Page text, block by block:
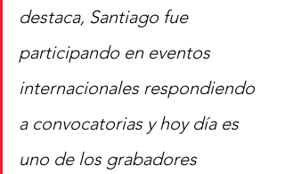
destaca, Santiago fue
participando en eventos
internacionales respondiendo
a convocatorias y hoy día es
uno de los grabadores